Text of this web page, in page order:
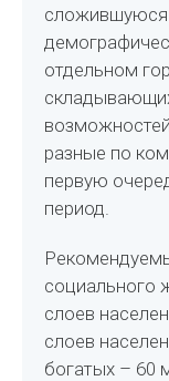
сложившуюся
отдельном
разные по
первую
период.
социального
слоев
слоев
богатых – 60